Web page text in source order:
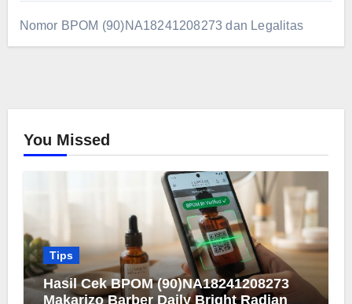
Nomor BPOM (90)NA18241208273 dan Legalitas
You Missed
Tips
Hasil Cek BPOM (90)NA18241208273
Makarizo Barber Daily Bright Radiance